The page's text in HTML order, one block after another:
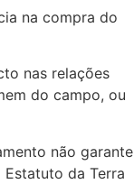
na compra do
nas relações
do campo, ou
não garante
da Terra